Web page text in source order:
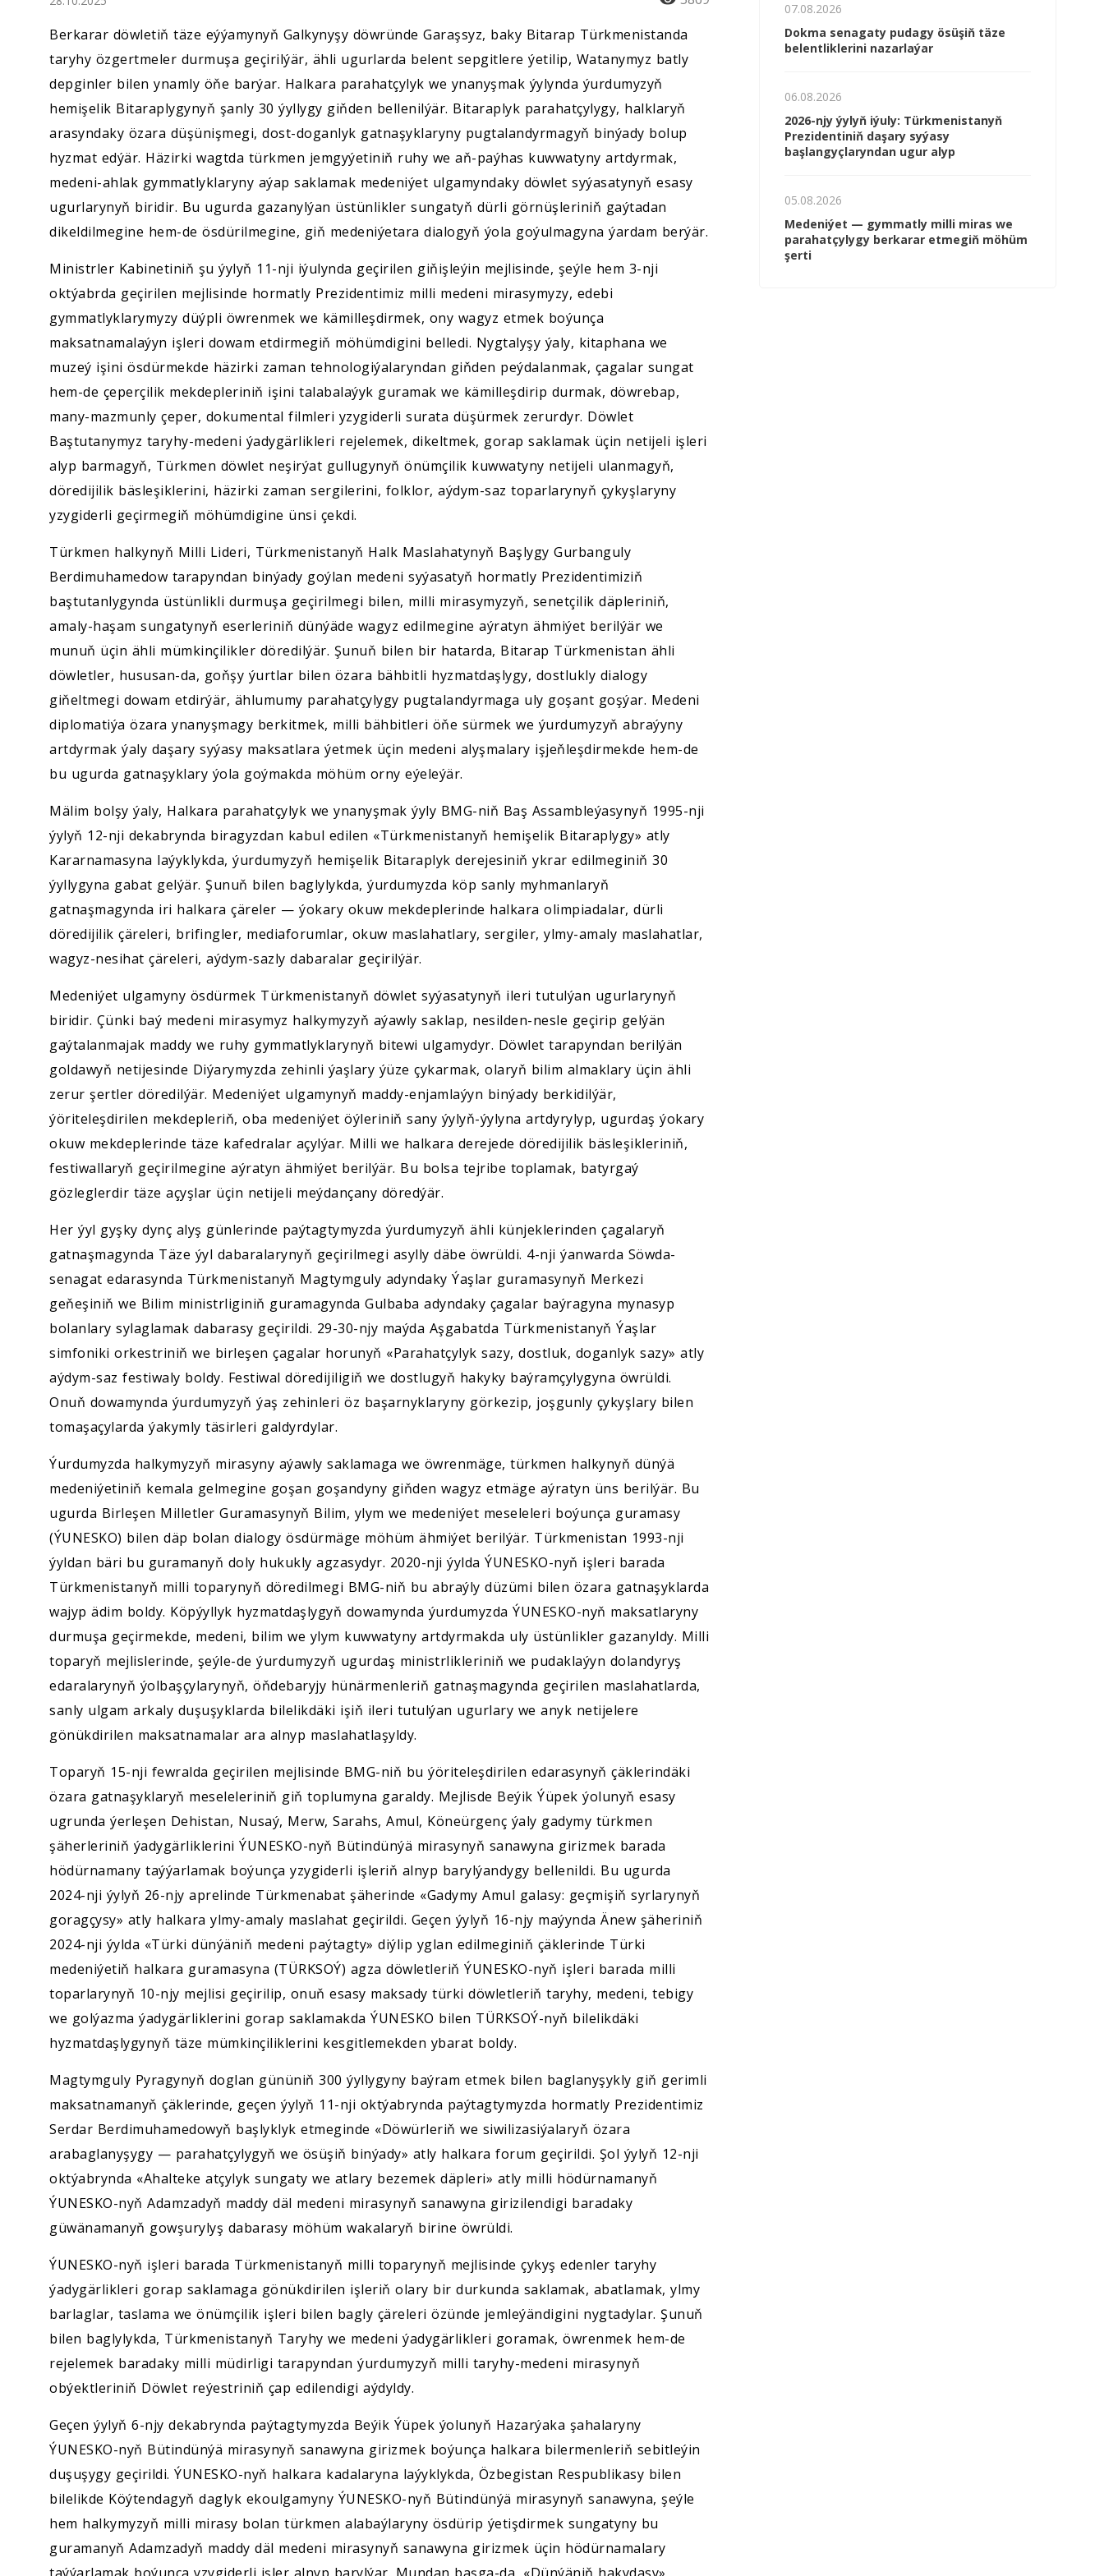
Ylym
Sport
Berkarar döwletiň täze eýýamynyň Galkynyşy döwründe Garaşsyz, baky Bitarap Türkmenistanda
taryhy özgertmeler durmuşa geçirilýär, ähli ugurlarda belent sepgitlere ýetilip, Watanymyz batly
depginler bilen ynamly öňe barýar. Halkara parahatçylyk we ynanyşmak ýylynda ýurdumyzyň
hemişelik Bitaraplygynyň şanly 30 ýyllygy giňden bellenilýär. Bitaraplyk parahatçylygy, halklaryň
arasyndaky özara düşünişmegi, dost-doganlyk gatnaşyklaryny pugtalandyrmagyň binýady bolup
hyzmat edýär. Häzirki wagtda türkmen jemgyýetiniň ruhy we aň-paýhas kuwwatyny artdyrmak,
medeni-ahlak gymmatlyklaryny aýap saklamak medeniýet ulgamyndaky döwlet syýasatynyň esasy
ugurlarynyň biridir. Bu ugurda gazanylýan üstünlikler sungatyň dürli görnüşleriniň gaýtadan
dikeldilmegine hem-de ösdürilmegine, giň medeniýetara dialogyň ýola goýulmagyna ýardam berýär.
Ministrler Kabinetiniň şu ýylyň 11-nji iýulynda geçirilen giňişleýin mejlisinde, şeýle hem 3-nji
oktýabrda geçirilen mejlisinde hormatly Prezidentimiz milli medeni mirasymyzy, edebi
gymmatlyklarymyzy düýpli öwrenmek we kämilleşdirmek, ony wagyz etmek boýunça
maksatnamalaýyn işleri dowam etdirmegiň möhümdigini belledi. Nygtalyşy ýaly, kitaphana we
muzeý işini ösdürmekde häzirki zaman tehnologiýalaryndan giňden peýdalanmak, çagalar sungat
hem-de çeperçilik mekdepleriniň işini talabalaýyk guramak we kämilleşdirip durmak, döwrebap,
many-mazmunly çeper, dokumental filmleri yzygiderli surata düşürmek zerurdyr. Döwlet
Baştutanymyz taryhy-medeni ýadygärlikleri rejelemek, dikeltmek, gorap saklamak üçin netijeli işleri
alyp barmagyň, Türkmen döwlet neşirýat gullugynyň önümçilik kuwwatyny netijeli ulanmagyň,
döredijilik bäsleşiklerini, häzirki zaman sergilerini, folklor, aýdym-saz toparlarynyň çykyşlaryny
yzygiderli geçirmegiň möhümdigine ünsi çekdi.
Türkmen halkynyň Milli Lideri, Türkmenistanyň Halk Maslahatynyň Başlygy Gurbanguly
Berdimuhamedow tarapyndan binýady goýlan medeni syýasatyň hormatly Prezidentimiziň
baştutanlygynda üstünlikli durmuşa geçirilmegi bilen, milli mirasymyzyň, senetçilik däpleriniň,
amaly-haşam sungatynyň eserleriniň dünýäde wagyz edilmegine aýratyn ähmiýet berilýär we
munuň üçin ähli mümkinçilikler döredilýär. Şunuň bilen bir hatarda, Bitarap Türkmenistan ähli
döwletler, hususan-da, goňşy ýurtlar bilen özara bähbitli hyzmatdaşlygy, dostlukly dialogy
giňeltmegi dowam etdirýär, ählumumy parahatçylygy pugtalandyrmaga uly goşant goşýar. Medeni
diplomatiýa özara ynanyşmagy berkitmek, milli bähbitleri öňe sürmek we ýurdumyzyň abraýyny
artdyrmak ýaly daşary syýasy maksatlara ýetmek üçin medeni alyşmalary işjeňleşdirmekde hem-de
bu ugurda gatnaşyklary ýola goýmakda möhüm orny eýeleýär.
Mälim bolşy ýaly, Halkara parahatçylyk we ynanyşmak ýyly BMG-niň Baş Assambleýasynyň 1995-nji
ýylyň 12-nji dekabrynda biragyzdan kabul edilen «Türkmenistanyň hemişelik Bitaraplygy» atly
Kararnamasyna laýyklykda, ýurdumyzyň hemişelik Bitaraplyk derejesiniň ykrar edilmeginiň 30
ýyllygyna gabat gelýär. Şunuň bilen baglylykda, ýurdumyzda köp sanly myhmanlaryň
gatnaşmagynda iri halkara çäreler — ýokary okuw mekdeplerinde halkara olimpiadalar, dürli
döredijilik çäreleri, brifingler, mediaforumlar, okuw maslahatlary, sergiler, ylmy-amaly maslahatlar,
wagyz-nesihat çäreleri, aýdym-sazly dabaralar geçirilýär.
Medeniýet ulgamyny ösdürmek Türkmenistanyň döwlet syýasatynyň ileri tutulýan ugurlarynyň
biridir. Çünki baý medeni mirasymyz halkymyzyň aýawly saklap, nesilden-nesle geçirip gelýän
gaýtalanmajak maddy we ruhy gymmatlyklarynyň bitewi ulgamydyr. Döwlet tarapyndan berilýän
goldawyň netijesinde Diýarymyzda zehinli ýaşlary ýüze çykarmak, olaryň bilim almaklary üçin ähli
zerur şertler döredilýär. Medeniýet ulgamynyň maddy-enjamlaýyn binýady berkidilýär,
ýöriteleşdirilen mekdepleriň, oba medeniýet öýleriniň sany ýylyň-ýylyna artdyrylyp, ugurdaş ýokary
okuw mekdeplerinde täze kafedralar açylýar. Milli we halkara derejede döredijilik bäsleşikleriniň,
festiwallaryň geçirilmegine aýratyn ähmiýet berilýär. Bu bolsa tejribe toplamak, batyrgaý
gözleglerdir täze açyşlar üçin netijeli meýdançany döredýär.
Her ýyl gyşky dynç alyş günlerinde paýtagtymyzda ýurdumyzyň ähli künjeklerinden çagalaryň
gatnaşmagynda Täze ýyl dabaralarynyň geçirilmegi asylly däbe öwrüldi. 4-nji ýanwarda Söwda-
senagat edarasynda Türkmenistanyň Magtymguly adyndaky Ýaşlar guramasynyň Merkezi
geňeşiniň we Bilim ministrliginiň guramagynda Gulbaba adyndaky çagalar baýragyna mynasyp
bolanlary sylaglamak dabarasy geçirildi. 29-30-njy maýda Aşgabatda Türkmenistanyň Ýaşlar
simfoniki orkestriniň we birleşen çagalar horunyň «Parahatçylyk sazy, dostluk, doganlyk sazy» atly
aýdym-saz festiwaly boldy. Festiwal döredijiligiň we dostlugyň hakyky baýramçylygyna öwrüldi.
Onuň dowamynda ýurdumyzyň ýaş zehinleri öz başarnyklaryny görkezip, joşgunly çykyşlary bilen
tomaşaçylarda ýakymly täsirleri galdyrdylar.
Ýurdumyzda halkymyzyň mirasyny aýawly saklamaga we öwrenmäge, türkmen halkynyň dünýä
medeniýetiniň kemala gelmegine goşan goşandyny giňden wagyz etmäge aýratyn üns berilýär. Bu
ugurda Birleşen Milletler Guramasynyň Bilim, ylym we medeniýet meseleleri boýunça guramasy
(ÝUNESKO) bilen däp bolan dialogy ösdürmäge möhüm ähmiýet berilýär. Türkmenistan 1993-nji
ýyldan bäri bu guramanyň doly hukukly agzasydyr. 2020-nji ýylda ÝUNESKO-nyň işleri barada
Türkmenistanyň milli toparynyň döredilmegi BMG-niň bu abraýly düzümi bilen özara gatnaşyklarda
wajyp ädim boldy. Köpýyllyk hyzmatdaşlygyň dowamynda ýurdumyzda ÝUNESKO-nyň maksatlaryny
durmuşa geçirmekde, medeni, bilim we ylym kuwwatyny artdyrmakda uly üstünlikler gazanyldy. Milli
toparyň mejlislerinde, şeýle-de ýurdumyzyň ugurdaş ministrlikleriniň we pudaklaýyn dolandyryş
edaralarynyň ýolbaşçylarynyň, öňdebaryjy hünärmenleriň gatnaşmagynda geçirilen maslahatlarda,
sanly ulgam arkaly duşuşyklarda bilelikdäki işiň ileri tutulýan ugurlary we anyk netijelere
gönükdirilen maksatnamalar ara alnyp maslahatlaşyldy.
Toparyň 15-nji fewralda geçirilen mejlisinde BMG-niň bu ýöriteleşdirilen edarasynyň çäklerindäki
özara gatnaşyklaryň meseleleriniň giň toplumyna garaldy. Mejlisde Beýik Ýüpek ýolunyň esasy
ugrunda ýerleşen Dehistan, Nusaý, Merw, Sarahs, Amul, Köneürgenç ýaly gadymy türkmen
şäherleriniň ýadygärliklerini ÝUNESKO-nyň Bütindünýä mirasynyň sanawyna girizmek barada
hödürnamany taýýarlamak boýunça yzygiderli işleriň alnyp barylýandygy bellenildi. Bu ugurda
2024-nji ýylyň 26-njy aprelinde Türkmenabat şäherinde «Gadymy Amul galasy: geçmişiň syrlarynyň
goragçysy» atly halkara ylmy-amaly maslahat geçirildi. Geçen ýylyň 16-njy maýynda Änew şäheriniň
2024-nji ýylda «Türki dünýäniň medeni paýtagty» diýlip yglan edilmeginiň çäklerinde Türki
medeniýetiň halkara guramasyna (TÜRKSOÝ) agza döwletleriň ÝUNESKO-nyň işleri barada milli
toparlarynyň 10-njy mejlisi geçirilip, onuň esasy maksady türki döwletleriň taryhy, medeni, tebigy
we golýazma ýadygärliklerini gorap saklamakda ÝUNESKO bilen TÜRKSOÝ-nyň bilelikdäki
hyzmatdaşlygynyň täze mümkinçiliklerini kesgitlemekden ybarat boldy.
Magtymguly Pyragynyň doglan gününiň 300 ýyllygyny baýram etmek bilen baglanyşykly giň gerimli
maksatnamanyň çäklerinde, geçen ýylyň 11-nji oktýabrynda paýtagtymyzda hormatly Prezidentimiz
Serdar Berdimuhamedowyň başlyklyk etmeginde «Döwürleriň we siwilizasiýalaryň özara
arabaglanyşygy — parahatçylygyň we ösüşiň binýady» atly halkara forum geçirildi. Şol ýylyň 12-nji
oktýabrynda «Ahalteke atçylyk sungaty we atlary bezemek däpleri» atly milli hödürnamanyň
ÝUNESKO-nyň Adamzadyň maddy däl medeni mirasynyň sanawyna girizilendigi baradaky
güwänamanyň gowşurylyş dabarasy möhüm wakalaryň birine öwrüldi.
ÝUNESKO-nyň işleri barada Türkmenistanyň milli toparynyň mejlisinde çykyş edenler taryhy
ýadygärlikleri gorap saklamaga gönükdirilen işleriň olary bir durkunda saklamak, abatlamak, ylmy
barlaglar, taslama we önümçilik işleri bilen bagly çäreleri özünde jemleýändigini nygtadylar. Şunuň
bilen baglylykda, Türkmenistanyň Taryhy we medeni ýadygärlikleri goramak, öwrenmek hem-de
rejelemek baradaky milli müdirligi tarapyndan ýurdumyzyň milli taryhy-medeni mirasynyň
obýektleriniň Döwlet reýestriniň çap edilendigi aýdyldy.
Geçen ýylyň 6-njy dekabrynda paýtagtymyzda Beýik Ýüpek ýolunyň Hazarýaka şahalaryny
ÝUNESKO-nyň Bütindünýä mirasynyň sanawyna girizmek boýunça halkara bilermenleriň sebitleýin
duşuşygy geçirildi. ÝUNESKO-nyň halkara kadalaryna laýyklykda, Özbegistan Respublikasy bilen
bilelikde Köýtendagyň daglyk ekoulgamyny ÝUNESKO-nyň Bütindünýä mirasynyň sanawyna, şeýle
hem halkymyzyň milli mirasy bolan türkmen alabaýlaryny ösdürip ýetişdirmek sungatyny bu
guramanyň Adamzadyň maddy däl medeni mirasynyň sanawyna girizmek üçin hödürnamalary
07.08.2026
Dokma senagaty pudagy ösüşiň täze
belentliklerini nazarlaýar
06.08.2026
2026-njy ýylyň iýuly: Türkmenistanyň
Prezidentiniň daşary syýasy
başlangyçlaryndan ugur alyp
05.08.2026
Me­de­ni­ýet — gym­mat­ly milli mi­ras we
pa­ra­hat­çy­ly­gy ber­ka­rar et­me­giň mö­hüm
şer­ti